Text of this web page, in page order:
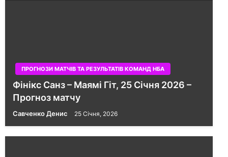
ПРОГНОЗИ МАТЧІВ ТА РЕЗУЛЬТАТІВ КОМАНД НБА
Фінікс Санз – Маямі Гіт, 25 Січня 2026 –
Прогноз матчу
Савченко Денис 25 Січня, 2026